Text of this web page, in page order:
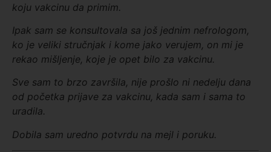
koju vakcinu da primim.
Ipak sam se konsultovala sa još jednim nefrologom,
ko je veliki stručnjak i kome jako verujem, on mi je
rekao mišljenje, koje je opet bilo za vakcinu.
Sve sam to brzo završila, nije prošlo ni nedelju dana
od početka prijave za vakcinu, kada sam i sama to
uradila.
Dobila sam uredno potvrdu na mejl i poruku.